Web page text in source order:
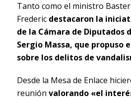
Tanto como el ministro
Frederic destacaron la
de la Cámara de Diputados
Sergio Massa, que propuso
sobre los delitos de
Desde la Mesa de Enlace
reunión valorando «el